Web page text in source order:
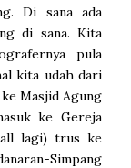
Di sana ada
di sana. Kita
pula
kita udah dari
Masjid Agung
ke Gereja
lagi) trus ke
Simpang